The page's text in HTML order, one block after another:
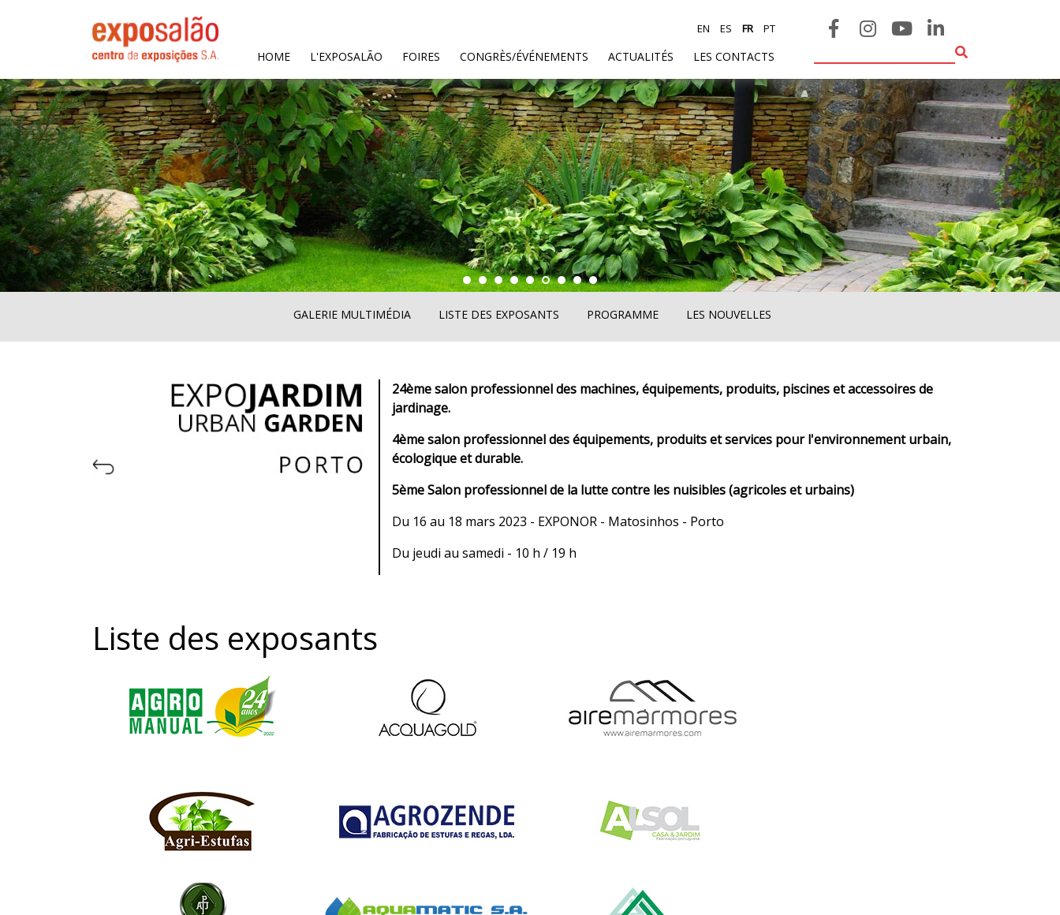
HOME(CURRENT)
L'EXPOSALÃO FOIRES CONGRÈS/ÉVÉNEMENTS ACTUALITÉS LES CONTACTS
EN ES FR PT
GALERIE MULTIMÉDIA LISTE DES EXPOSANTS PROGRAMME LES NOUVELLES
24èmesalon professionnel des machines, équipements, produits, piscines et accessoires de
jardinage.
4ème salon professionnel des équipements, produits et services pour l'environnement urbain,
écologique et durable.
5ème Salon professionnel de la lutte contre les nuisibles (agricoles et urbains)
Du 16 au 18 mars 2023 - EXPONOR - Matosinhos - Porto
Du jeudi au samedi - 10 h / 19 h
Liste des exposants